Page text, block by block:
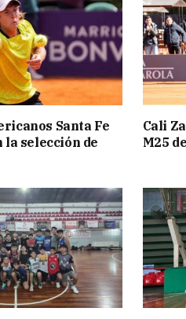
Santa Fe
la selección de
Cali
M25